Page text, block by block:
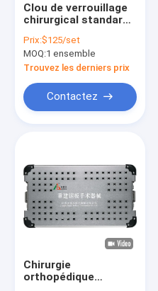
Clou de verrouillage
chirurgical standard
fémur de PFNA
240mm
Prix:$125/set
MOQ:1 ensemble
Trouvez les derniers prix
Contactez
Chirurgie
orthopédique